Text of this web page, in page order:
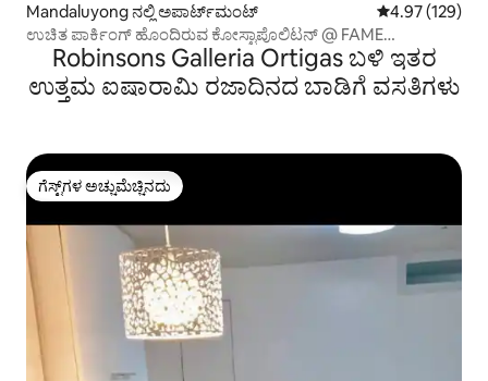
Mandaluyong ನಲ್ಲಿ ಅಪಾರ್ಟ್‌ಮಂಟ್ 5 ರಲ್ಲಿ 4.97
4.97 (129)
ಉಚಿತ ಪಾರ್ಕಿಂಗ್ ಹೊಂದಿರುವ ಕೋಸ್ಟಾಪೊಲಿಟನ್ @ FAME
ಮಂಡಲುಯಾಂಗ್
Robinsons Galleria Ortigas ಬಳಿ ಇತರ
ಉತ್ತಮ ಐಷಾರಾಮಿ ರಜಾದಿನದ ಬಾಡಿಗೆ ವಸತಿಗಳು
ಗೆಸ್ಟ್‌ಗಳ ಅಚ್ಚುಮೆಚ್ಚಿನದು
ಗೆಸ್ಟ್‌ಗಳ ಅಚ್ಚುಮೆಚ್ಚಿನದು